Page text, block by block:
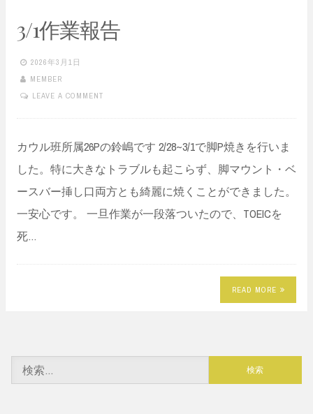
3/1作業報告
2026年3月1日
MEMBER
LEAVE A COMMENT
カウル班所属26Pの鈴嶋です 2/28~3/1で脚P焼きを行いま
した。特に大きなトラブルも起こらず、脚マウント・ベ
ースバー挿し口両方とも綺麗に焼くことができました。
一安心です。 一旦作業が一段落ついたので、TOEICを
死…
READ MORE
索: